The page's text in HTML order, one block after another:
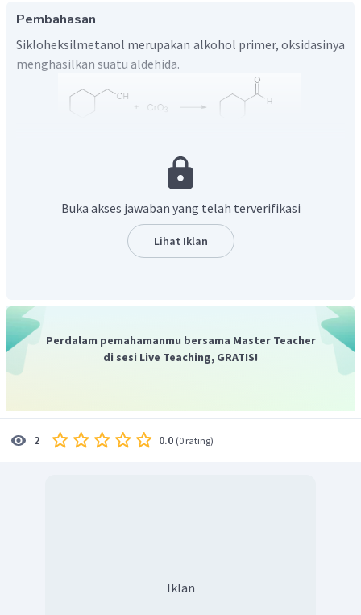
Pembahasan
Sikloheksilmetanol merupakan alkohol primer, oksidasinya
menghasilkan suatu aldehida.
Jadi, jawaban yang tepat adalah D.
Buka akses jawaban yang telah terverifikasi
Lihat Iklan
Perdalam pemahamanmu bersama Master Teacher
di sesi Live Teaching, GRATIS!
2 0.0 (0 rating)
Iklan